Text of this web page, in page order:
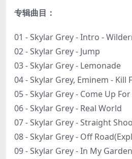
专辑曲目：
01 - Skylar Grey - Intro -
02 - Skylar Grey - Jump
03 - Skylar Grey - Lemonade
04 - Skylar Grey, Eminem - Kill
05 - Skylar Grey - Come Up
06 - Skylar Grey - Real World
07 - Skylar Grey - Straight
08 - Skylar Grey - Off
09 - Skylar Grey - In My Garden